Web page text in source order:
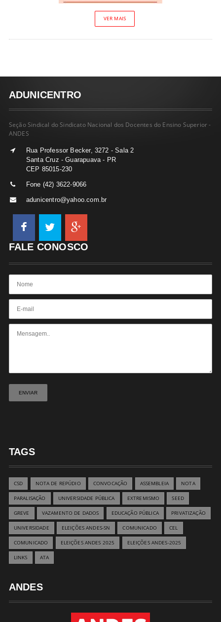
VER MAIS
ADUNICENTRO
Seção Sindical do Sindicato Nacional dos Docentes do Ensino Superior -
ANDES
Rua Professor Becker, 3272 - Sala 2
Santa Cruz - Guarapuava - PR
CEP 85015-230
Fone (42) 3622-9066
adunicentro@yahoo.com.br
FALE CONOSCO
TAGS
CSD NOTA DE REPÚDIO CONVOCAÇÃO ASSEMBLEIA NOTA
PARALISAÇÃO UNIVERSIDADE PÚBLICA EXTREMISMO SEED
GREVE VAZAMENTO DE DADOS EDUCAÇÃO PÚBLICA PRIVATIZAÇÃO
UNIVERSIDADE ELEIÇÕES ANDES-SN COMUNICADO CEL
COMUNICADO ELEIÇÕES ANDES 2025 ELEIÇÕES ANDES-2025
LINKS ATA
ANDES